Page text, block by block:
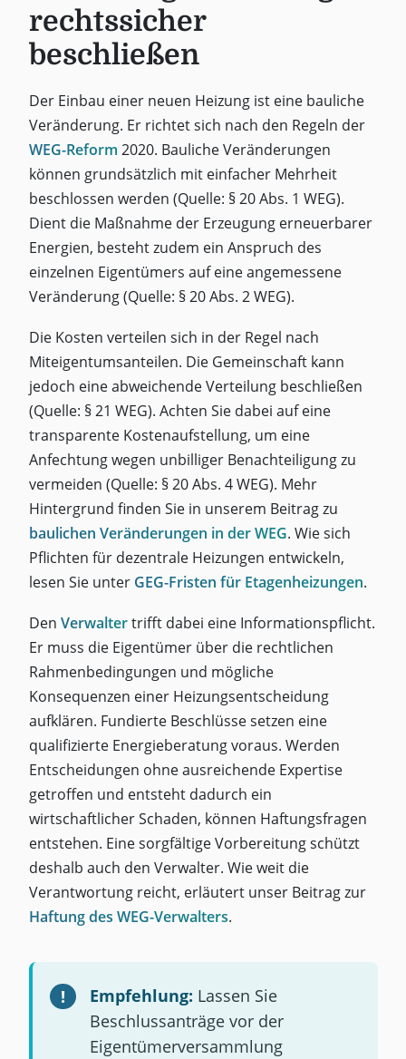
rechtssicher
beschließen
Der Einbau einer neuen Heizung ist eine bauliche
Veränderung. Er richtet sich nach den Regeln der
WEG-Reform 2020. Bauliche Veränderungen
können grundsätzlich mit einfacher Mehrheit
beschlossen werden (Quelle: § 20 Abs. 1 WEG).
Dient die Maßnahme der Erzeugung erneuerbarer
Energien, besteht zudem ein Anspruch des
einzelnen Eigentümers auf eine angemessene
Veränderung (Quelle: § 20 Abs. 2 WEG).
Die Kosten verteilen sich in der Regel nach
Miteigentumsanteilen. Die Gemeinschaft kann
jedoch eine abweichende Verteilung beschließen
(Quelle: § 21 WEG). Achten Sie dabei auf eine
transparente Kostenaufstellung, um eine
Anfechtung wegen unbilliger Benachteiligung zu
vermeiden (Quelle: § 20 Abs. 4 WEG). Mehr
Hintergrund finden Sie in unserem Beitrag zu
baulichen Veränderungen in der WEG. Wie sich
Pflichten für dezentrale Heizungen entwickeln,
lesen Sie unter GEG-Fristen für Etagenheizungen.
Den Verwaltertrifft dabei eine Informationspflicht.
Er muss die Eigentümer über die rechtlichen
Rahmenbedingungen und mögliche
Konsequenzen einer Heizungsentscheidung
aufklären. Fundierte Beschlüsse setzen eine
qualifizierte Energieberatung voraus. Werden
Entscheidungen ohne ausreichende Expertise
getroffen und entsteht dadurch ein
wirtschaftlicher Schaden, können Haftungsfragen
entstehen. Eine sorgfältige Vorbereitung schützt
deshalb auch den Verwalter. Wie weit die
Verantwortung reicht, erläutert unser Beitrag zur
Haftung des WEG-Verwalters.
Empfehlung: Lassen Sie
Beschlussanträge vor der
Eigentümerversammlung